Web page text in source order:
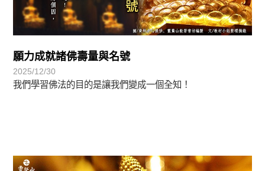
願力成就諸佛壽量與名號
2025/12/30
我們學習佛法的目的是讓我們變成一個全知！
覺有情-法華期